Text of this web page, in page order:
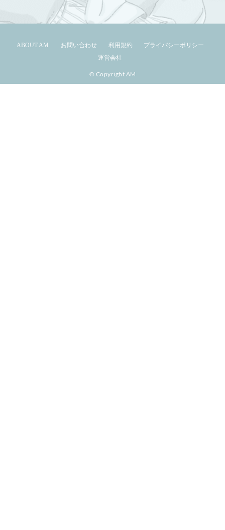
ABOUT AM お問い合わせ 利用規約
プライバシーポリシー
運営会社
© Copyright AM